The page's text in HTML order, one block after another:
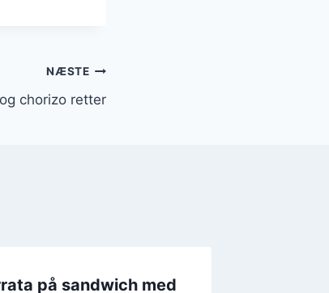
NÆSTE
chorizo retter
på sandwich med